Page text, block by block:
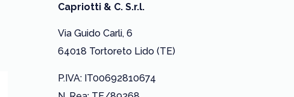
Capriotti & C. S.r.l.
Via Guido Carli, 6
64018 Tortoreto Lido (TE)
P.IVA: IT00692810674